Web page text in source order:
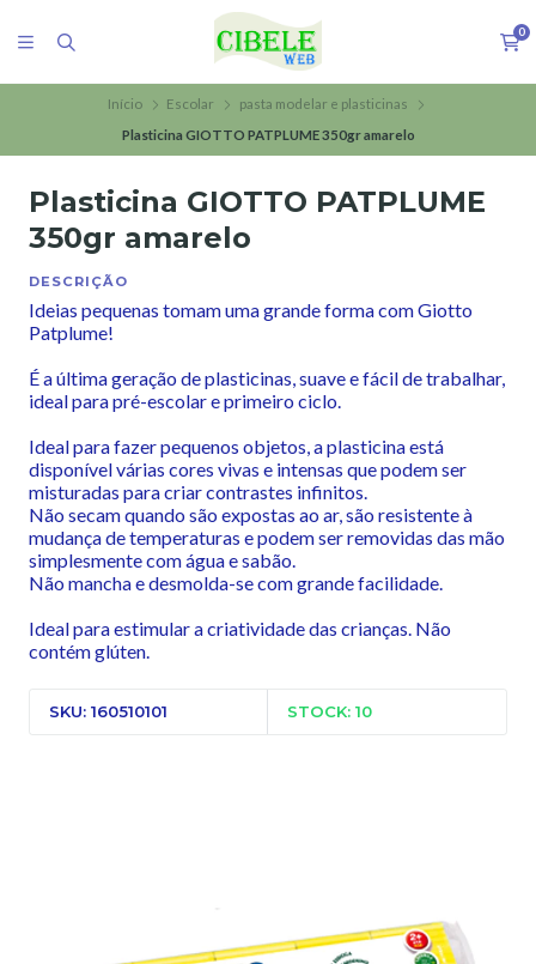
0
Início Escolar
pasta modelar e plasticinas
Plasticina GIOTTO PATPLUME 350gr amarelo
Plasticina GIOTTO PATPLUME
350gr amarelo
DESCRIÇÃO
Ideias pequenas tomam uma grande forma com Giotto
Patplume!
É a última geração de plasticinas, suave e fácil de trabalhar,
ideal para pré-escolar e primeiro ciclo.
Ideal para fazer pequenos objetos, a plasticina está
disponível várias cores vivas e intensas que podem ser
misturadas para criar contrastes infinitos.
Não secam quando são expostas ao ar, são resistente à
mudança de temperaturas e podem ser removidas das mão
simplesmente com água e sabão.
Não mancha e desmolda-se com grande facilidade.
Ideal para estimular a criatividade das crianças. Não
contém glúten.
SKU: 160510101 STOCK: 10